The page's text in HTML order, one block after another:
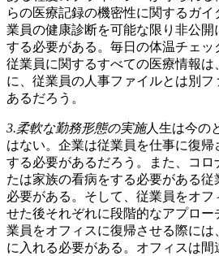
らの医療記録の機密性に関するガ
業員の健康診断を可能な限り非公
する必要がある。毎日の体温チェ
従業員に関するすべての医療情報
に、従業員の人事ファイルとは別
あるだろう。
3.柔軟な勤務形態の実施人生は今の
はない。企業は従業員を仕事に復
する必要があるだろう。また、コロ
たは家族の看病をする必要がある従
必要がある。そして、従業員をオフ
せた後それぞれに段階的なアプロ
業員をオフィスに復帰させる際に
に入れる必要がある。オフィスは